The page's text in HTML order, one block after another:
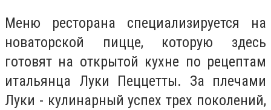
Меню ресторана специализируется на
новаторской пицце, которую здесь
готовят на открытой кухне по рецептам
итальянца Луки Пеццетты. За плечами
Луки - кулинарный успех трех поколений,